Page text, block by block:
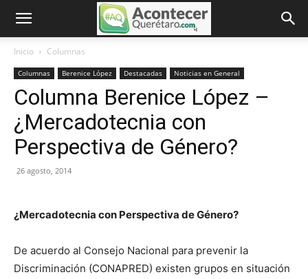
Inicio Columnas
Columnas Berenice López Destacadas Noticias en General
Columna Berenice López –
¿Mercadotecnia con
Perspectiva de Género?
26 agosto, 2014
¿Mercadotecnia con Perspectiva de Género?
De acuerdo al Consejo Nacional para prevenir la
Discriminación (CONAPRED) existen grupos en situación